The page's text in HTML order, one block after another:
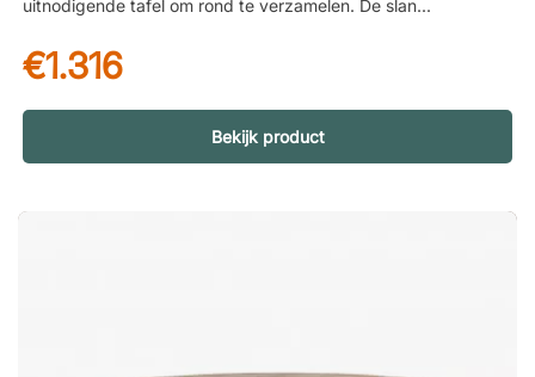
uitnodigende tafel om rond te verzamelen. De slanke poten
luchtige uitdrukking geeft. Specificatie Frame van metaal -
gelakt met roestbescherming en epoxylak. Tafelblad in
compact laminaat.Desirée is een elegante eettafel voor
binnen- en buitengebruik met een modern, grafisch design.
Het ronde tafelblad zorgt voor een uitnodigende en warme
met ronde en grafische vormen. Leuke verzamelplaats in de
€1.316
Bekijk product